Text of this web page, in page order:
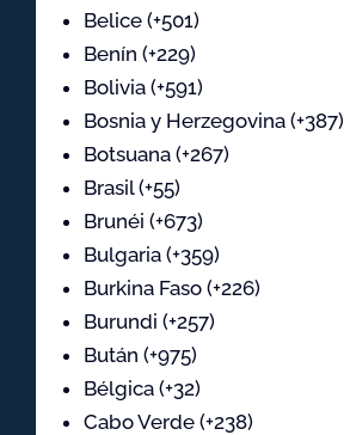
Belice (+501)
Benín (+229)
Bolivia (+591)
Bosnia y Herzegovina (+387)
Botsuana (+267)
Brasil (+55)
Brunéi (+673)
Bulgaria (+359)
Burkina Faso (+226)
Burundi (+257)
Bután (+975)
Bélgica (+32)
Cabo Verde (+238)